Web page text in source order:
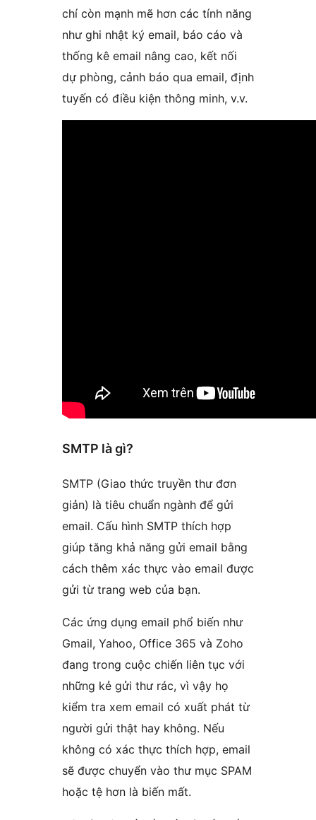
chí còn mạnh mẽ hơn các tính năng
như ghi nhật ký email, báo cáo và
thống kê email nâng cao, kết nối
dự phòng, cảnh báo qua email, định
tuyến có điều kiện thông minh, v.v.
SMTP là gì?
SMTP (Giao thức truyền thư đơn
giản) là tiêu chuẩn ngành để gửi
email. Cấu hình SMTP thích hợp
giúp tăng khả năng gửi email bằng
cách thêm xác thực vào email được
gửi từ trang web của bạn.
Các ứng dụng email phổ biến như
Gmail, Yahoo, Office 365 và Zoho
đang trong cuộc chiến liên tục với
những kẻ gửi thư rác, vì vậy họ
kiểm tra xem email có xuất phát từ
người gửi thật hay không. Nếu
không có xác thực thích hợp, email
sẽ được chuyển vào thư mục SPAM
hoặc tệ hơn là biến mất.